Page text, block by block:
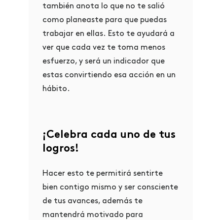
también anota lo que no te salió
como planeaste para que puedas
trabajar en ellas. Esto te ayudará a
ver que cada vez te toma menos
esfuerzo, y será un indicador que
estas convirtiendo esa acción en un
hábito.
¡Celebra cada uno de tus
logros!
Hacer esto te permitirá sentirte
bien contigo mismo y ser consciente
de tus avances, además te
mantendrá motivado para